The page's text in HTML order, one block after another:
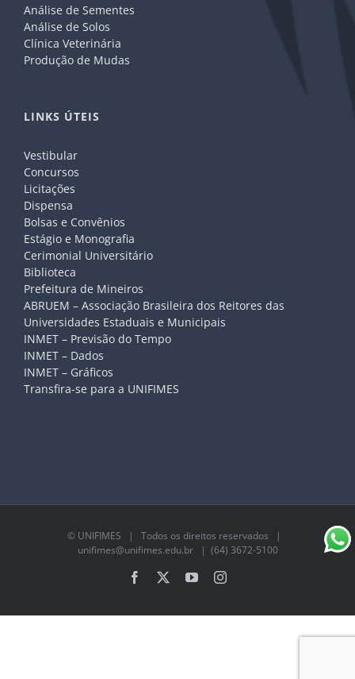
Análise de Sementes
Análise de Solos
Clínica Veterinária
Produção de Mudas
LINKS ÚTEIS
Vestibular
Concursos
Licitações
Dispensa
Bolsas e Convênios
Estágio e Monografia
Cerimonial Universitário
Biblioteca
Prefeitura de Mineiros
ABRUEM – Associação Brasileira dos Reitores das
Universidades Estaduais e Municipais
INMET – Previsão do Tempo
INMET – Dados
INMET – Gráficos
Transfira-se para a UNIFIMES
© UNIFIMES | Todos os direitos reservados |
unifimes@unifimes.edu.br| (64) 3672-5100
Facebook YouTubeInstagram